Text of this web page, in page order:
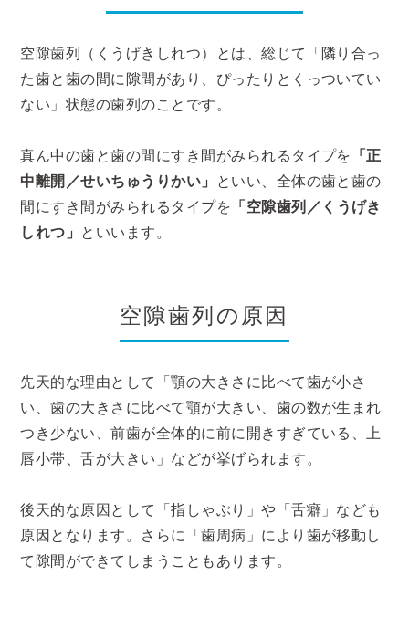
空隙歯列（くうげきしれつ）とは、総じて「隣り合っ
た歯と歯の間に隙間があり、ぴったりとくっついてい
ない」状態の歯列のことです。
真ん中の歯と歯の間にすき間がみられるタイプを
「正
中離開／せいちゅうりかい」
といい、全体の歯と歯の
間にすき間がみられるタイプを 「空隙歯列／くうげき
しれつ」 といいます。
空隙歯列の原因
先天的な理由として「顎の大きさに比べて歯が小さ
い、歯の大きさに比べて顎が大きい、歯の数が生まれ
つき少ない、前歯が全体的に前に開きすぎている、上
唇小帯、舌が大きい」などが挙げられます。
後天的な原因として「指しゃぶり」や「舌癖」なども
原因となります。さらに「歯周病」により歯が移動し
て隙間ができてしまうこともあります。